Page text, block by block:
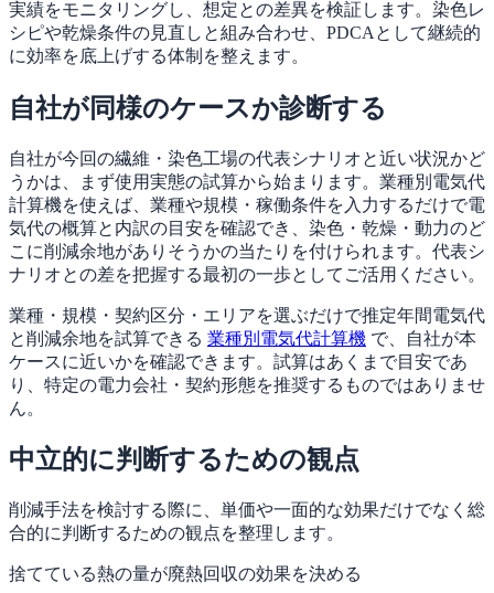
実績をモニタリングし、想定との差異を検証します。染色レ
シピや乾燥条件の見直しと組み合わせ、PDCAとして継続的
に効率を底上げする体制を整えます。
自社が同様のケースか診断する
自社が今回の繊維・染色工場の代表シナリオと近い状況かど
うかは、まず使用実態の試算から始まります。業種別電気代
計算機を使えば、業種や規模・稼働条件を入力するだけで電
気代の概算と内訳の目安を確認でき、染色・乾燥・動力のど
こに削減余地がありそうかの当たりを付けられます。代表シ
ナリオとの差を把握する最初の一歩としてご活用ください。
業種・規模・契約区分・エリアを選ぶだけで推定年間電気代
と削減余地を試算できる 業種別電気代計算機 で、自社が本
ケースに近いかを確認できます。試算はあくまで目安であ
り、特定の電力会社・契約形態を推奨するものではありませ
ん。
中立的に判断するための観点
削減手法を検討する際に、単価や一面的な効果だけでなく総
合的に判断するための観点を整理します。
捨てている熱の量が廃熱回収の効果を決める